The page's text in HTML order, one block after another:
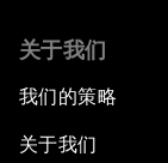
关于我们
我们的策略
关于我们